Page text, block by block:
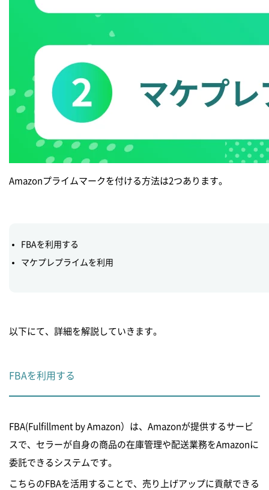
Amazonプライムマークを付ける方法は2つあります。
FBAを利用する
マケプレプライムを利用
以下にて、詳細を解説していきます。
FBAを利用する
FBA(Fulfillment by Amazon）は、Amazonが提供するサービ
スで、セラーが自身の商品の在庫管理や配送業務をAmazonに
委託できるシステムです。
こちらのFBAを活用することで、売り上げアップに貢献できる